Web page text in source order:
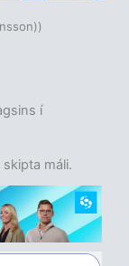
í
máli.